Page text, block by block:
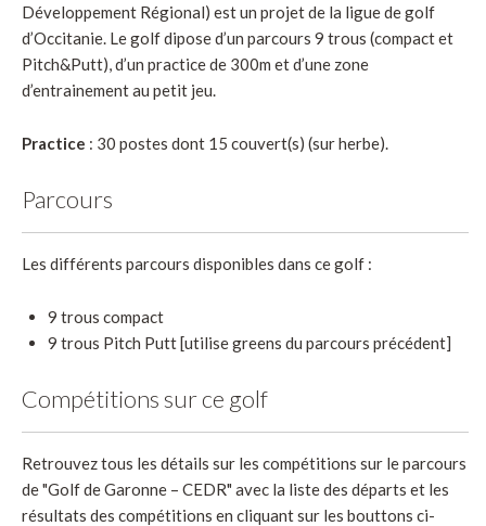
Développement Régional) est un projet de la ligue de golf
d’Occitanie. Le golf dipose d’un parcours 9 trous (compact et
Pitch&Putt), d’un practice de 300m et d’une zone
d’entrainement au petit jeu.
Practice : 30 postes dont 15 couvert(s) (sur herbe).
Parcours
Les différents parcours disponibles dans ce golf :
9 trous compact
9 trous Pitch Putt [utilise greens du parcours précédent]
Compétitions sur ce golf
Retrouvez tous les détails sur les compétitions sur le parcours
de "Golf de Garonne – CEDR" avec la liste des départs et les
résultats des compétitions en cliquant sur les bouttons ci-